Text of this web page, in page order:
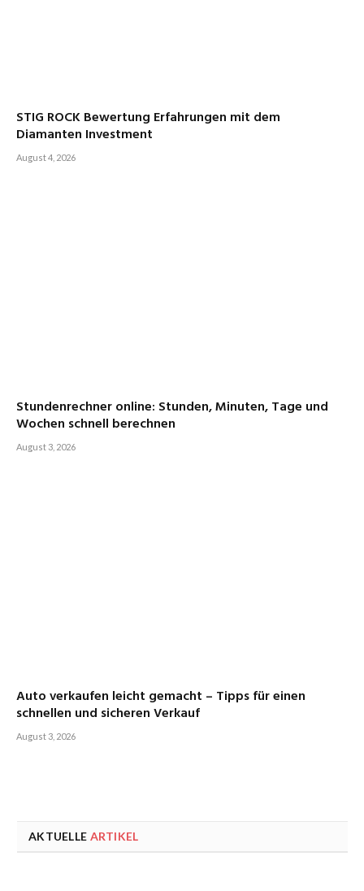
STIG ROCK Bewertung Erfahrungen mit dem
Diamanten Investment
August 4, 2026
Stundenrechner online: Stunden, Minuten, Tage und
Wochen schnell berechnen
August 3, 2026
Auto verkaufen leicht gemacht – Tipps für einen
schnellen und sicheren Verkauf
August 3, 2026
AKTUELLE ARTIKEL